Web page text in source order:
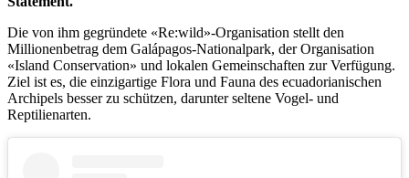
Die von ihm gegründete «Re:wild»-Organisation stellt den
Millionenbetrag dem Galápagos-Nationalpark, der Organisation
«Island Conservation» und lokalen Gemeinschaften zur Verfügung.
Ziel ist es, die einzigartige Flora und Fauna des ecuadorianischen
Archipels besser zu schützen, darunter seltene Vogel- und
Reptilienarten.